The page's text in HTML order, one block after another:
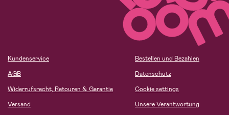
Kundenservice
AGB
Widerrufsrecht, Retouren & Garantie
Versand
Bestellen und Bezahlen
Datenschutz
Cookie settings
Unsere Verantwortung